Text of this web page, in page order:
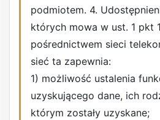
podmiotem. 4.
których mowa w ust. 1 pkt
pośrednictwem sieci
sieć ta zapewnia:
1) możliwość ustalenia
uzyskującego dane, ich
którym zostały uzyskane;